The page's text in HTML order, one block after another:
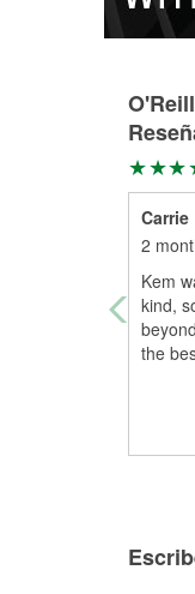
Carrie
2
Kem
kind,
the